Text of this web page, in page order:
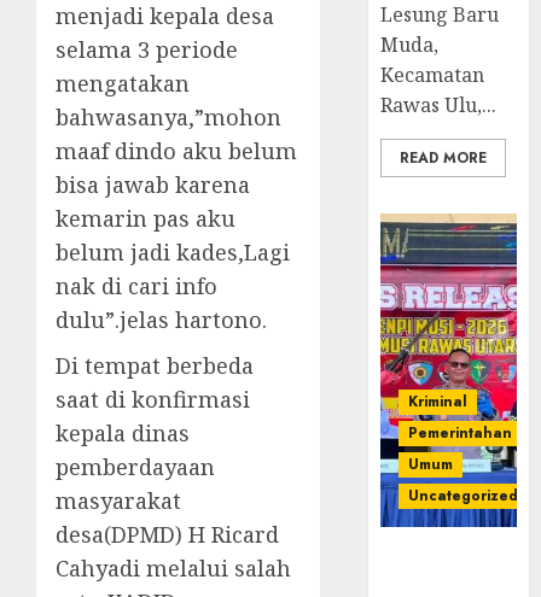
menjadi kepala desa
selama 3 periode
mengatakan
bahwasanya,”mohon
maaf dindo aku belum
bisa jawab karena
kemarin pas aku
belum jadi kades,Lagi
nak di cari info
dulu”.jelas hartono.
Di tempat berbeda
saat di konfirmasi
kepala dinas
pemberdayaan
masyarakat
desa(DPMD) H Ricard
Cahyadi melalui salah
Lesung Baru
Muda,
Kecamatan
Rawas Ulu,...
READ MORE
Kriminal
Pemerintahan
Umum
Uncategorized